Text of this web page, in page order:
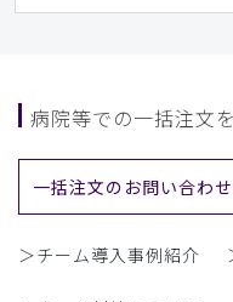
病院等での一括注文
一括注文のお問い合わ
＞チーム導入事例紹介